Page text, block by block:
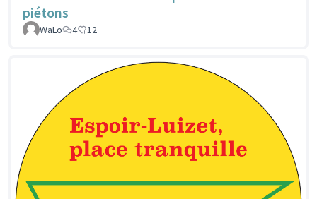
piétons
WaLo 4 12